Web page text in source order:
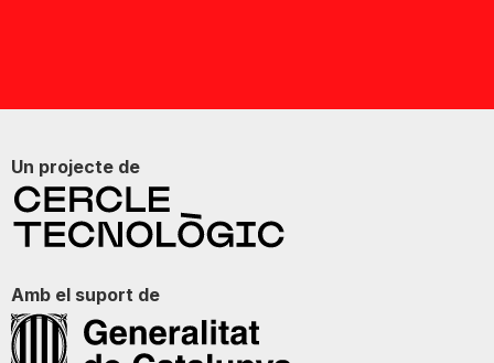
Un projecte de
Amb el suport de